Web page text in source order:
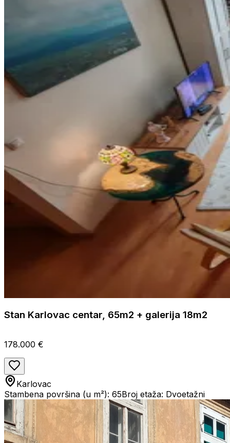
Stan Karlovac centar, 65m2 + galerija 18m2
178.000 €
Karlovac
Stambena površina (u m²): 65Broj etaža: Dvoetažni